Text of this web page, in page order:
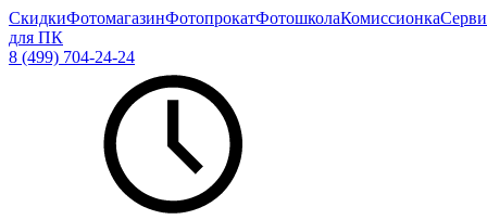
СкидкиФотомагазинФотопрокатФотошколаКомиссионка
для ПК
8 (499) 704-24-24